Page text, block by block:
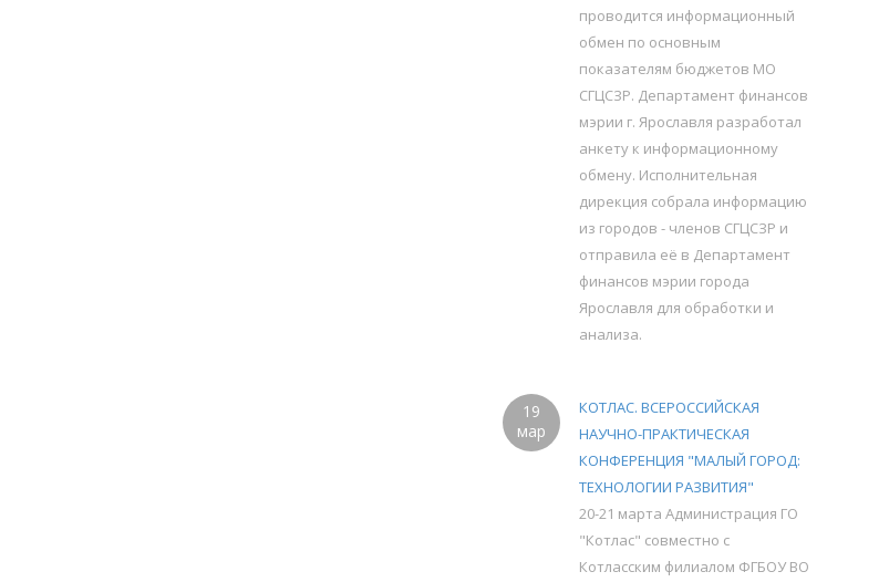
проводится информационный
обмен по основным
показателям бюджетов МО
СГЦСЗР. Департамент финансов
мэрии г. Ярославля разработал
анкету к информационному
обмену. Исполнительная
дирекция собрала информацию
из городов - членов СГЦСЗР и
отправила её в Департамент
финансов мэрии города
Ярославля для обработки и
анализа.
19
мар
КОТЛАС. ВСЕРОССИЙСКАЯ
НАУЧНО-ПРАКТИЧЕСКАЯ
КОНФЕРЕНЦИЯ "МАЛЫЙ ГОРОД:
ТЕХНОЛОГИИ РАЗВИТИЯ"
20-21 марта Администрация ГО
"Котлас" совместно с
Котласским филиалом ФГБОУ ВО